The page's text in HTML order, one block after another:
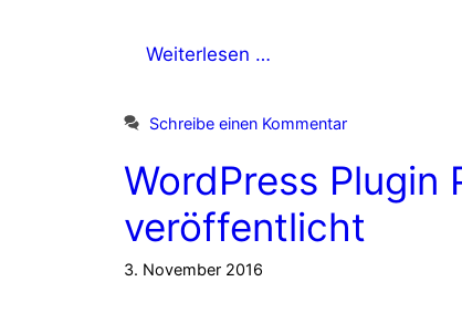
Weiterlesen …
Schreibe einen Kommentar
WordPress Plugin
veröffentlicht
3. November 2016